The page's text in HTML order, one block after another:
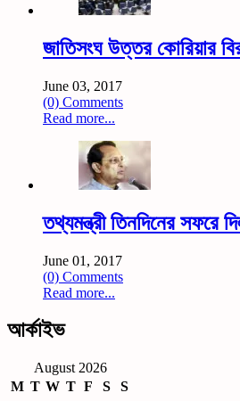
জাতিসংঘ উত্তর কোরিয়ার
June 03, 2017
(0) Comments
Read more...
তথ্যমন্ত্রী তিনদিনের সফরে
June 01, 2017
(0) Comments
Read more...
আর্কাইভ
August 2026
M T W T F S
S